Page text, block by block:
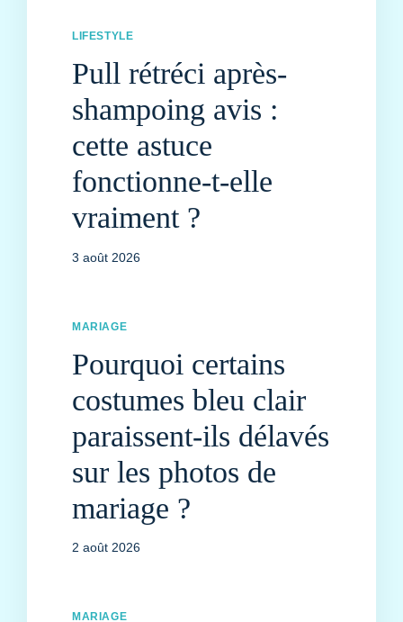
LIFESTYLE
Pull rétréci après-
shampoing avis :
cette astuce
fonctionne-t-elle
vraiment ?
3 août 2026
MARIAGE
Pourquoi certains
costumes bleu clair
paraissent-ils délavés
sur les photos de
mariage ?
2 août 2026
MARIAGE